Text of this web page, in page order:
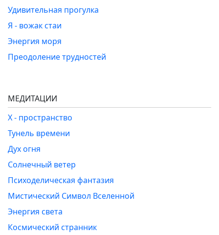
Удивительная прогулка
Я - вожак стаи
Энергия моря
Преодоление трудностей
МЕДИТАЦИИ
Х - пространство
Тунель времени
Дух огня
Солнечный ветер
Психоделическая фантазия
Мистический Символ Вселенной
Энергия света
Космический странник